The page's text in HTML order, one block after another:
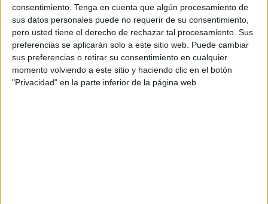
consentimiento. Tenga en cuenta que algún procesamiento de
sus datos personales puede no requerir de su consentimiento,
pero usted tiene el derecho de rechazar tal procesamiento. Sus
preferencias se aplicarán solo a este sitio web. Puede cambiar
sus preferencias o retirar su consentimiento en cualquier
momento volviendo a este sitio y haciendo clic en el botón
"Privacidad" en la parte inferior de la página web.
«Las clínicas dentales utilizan el sistema CAD/CAM
para diseñar y fabricar prótesis dentales aunque esté
prohibido. Este es uno de los principales retos que
tiene nuestro sector»
¿Cómo se trabaja desde el Consejo para poner en valor la figura del
protésico dental?